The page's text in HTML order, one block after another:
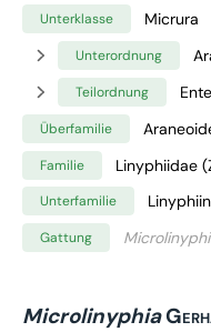
Unterklasse Micrura
Unterordnung
Teilordnung
Überfamilie
Familie Linyphiidae
Unterfamilie
Gattung
Microlinyphia